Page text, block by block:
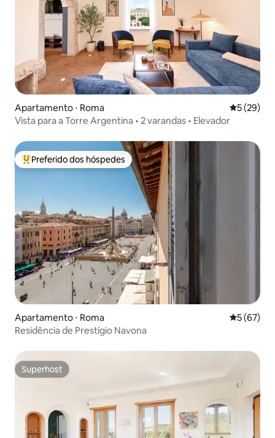
Apartamento ⋅ Roma 5 de uma
5 (29)
Vista para a Torre Argentina • 2 varandas • Elevador
Entre os melhores preferidos dos hóspedes
Preferido dos hóspedes
Apartamento ⋅ Roma 5 de uma
5 (67)
Residência de Prestígio Navona
Superhost
Superhost